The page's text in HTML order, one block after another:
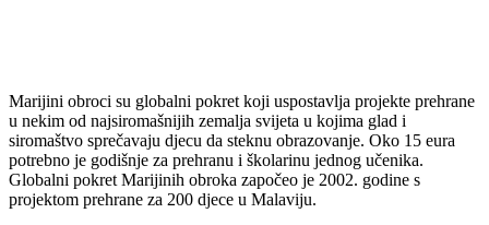
Marijini obroci su globalni pokret koji uspostavlja projekte prehrane
u nekim od najsiromašnijih zemalja svijeta u kojima glad i
siromaštvo sprečavaju djecu da steknu obrazovanje. Oko 15 eura
potrebno je godišnje za prehranu i školarinu jednog učenika.
Globalni pokret Marijinih obroka započeo je 2002. godine s
projektom prehrane za 200 djece u Malaviju.